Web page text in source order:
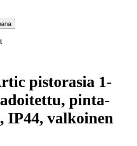
pistorasia 1-
pinta-
IP44, valkoinen